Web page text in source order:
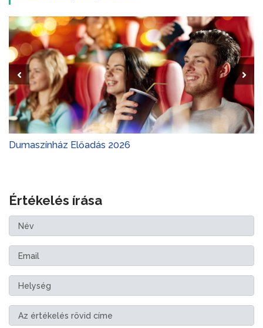
Dumaszínház Előadás 2026
Értékelés írása